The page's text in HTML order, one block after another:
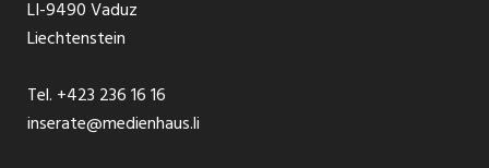
Jobs in der Südostschweiz
Temporär Jobs
Nutzungsbedingungen
Impressum
LI-9490 Vaduz
Liechtenstein
Tel. +423 236 16 16
inserate@medienhaus.li